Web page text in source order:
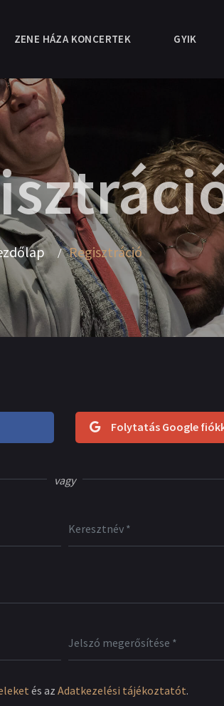
ZENE HÁZA KONCERTEK GYIK
Regisztráció
Folytatás Google
vagy
és az Adatkezelési tájékoztatót.